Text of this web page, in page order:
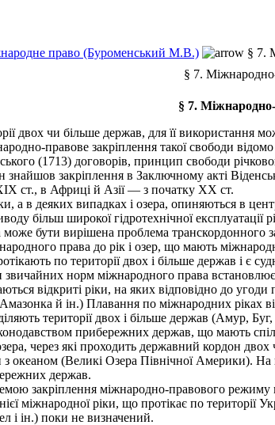
право (Буроменський М.В.)
§ 7.
§ 7.
§ 7.
двох чи більше держав, для її
правове закріплення такої свободи
(1713) договорів, принцип свободи
знайшов закріплення в Заключному акті
ст., в Африці й Азії — з початку ХХ ст.
а в деяких випадках і озера, опиняються в
більш широкої гідротехнічної
бути вирішена проблема транскордонного
права до рік і озер, що мають
по території двох і більше держав і є
звичайних норм міжнародного права
відкриті ріки, на яких відповідно до
й ін.) Плавання по міжнародних ріках
території двох і більше держав (Амур,
прибережних держав, що мають
через які проходить державний кордон двох
океаном (Великі Озера Північної Америки).
держав.
закріплення міжнародно-правового
міжнародної ріки, що протікає по
і ін.) поки не визначений.